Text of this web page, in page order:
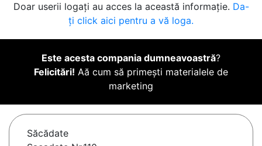
Doar userii logați au acces la această informație. Da-
ți click aici pentru a vă loga.
Este acesta compania dumneavoastră?
Felicitări! Aă cum să primești materialele de
marketing
Săcădate